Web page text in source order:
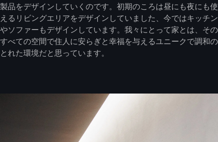
製品をデザインしていくのです。初期のころは昼にも夜にも使
えるリビングエリアをデザインしていました、今ではキッチン
やソファーもデザインしています。我々にとって家とは、その
すべての空間で住人に安らぎと幸福を与えるユニークで調和の
とれた環境だと思っています。